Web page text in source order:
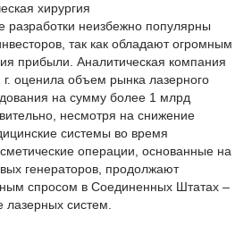
хирургия
разработки неизбежно популярны
так как обладают огромным
прибыли. Аналитическая компания
оценила объем рынка лазерного
на сумму более 1 млрд
несмотря на снижение
системы во время
операции, основанные на
генераторов, продолжают
спросом в Соединенных Штатах –
систем.